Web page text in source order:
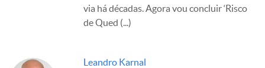
via há décadas. Agora vou concluir ‘Risco
de Qued (...)
Leandro Karnal